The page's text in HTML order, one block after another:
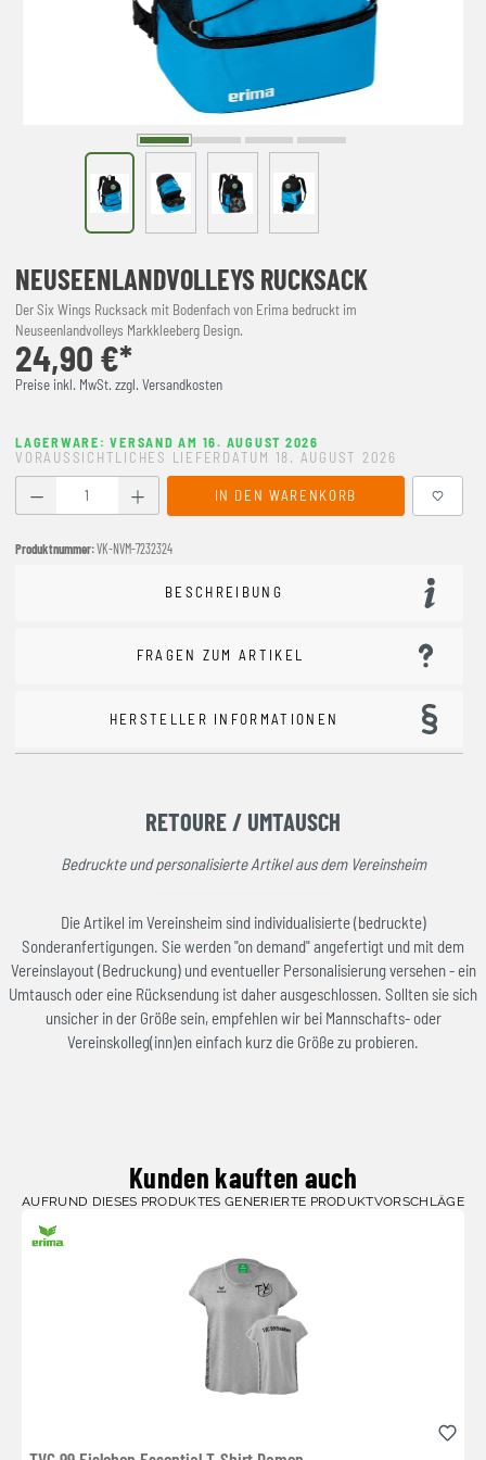
NEUSEENLANDVOLLEYS RUCKSACK
Der Six Wings Rucksack mit Bodenfach von Erima bedruckt im
Neuseenlandvolleys Markkleeberg Design.
24,90 €*
Preise inkl. MwSt. zzgl. Versandkosten
LAGERWARE: VERSAND AM 16. AUGUST 2026
VORAUSSICHTLICHES LIEFERDATUM 18. AUGUST 2026
Produkt Anzahl: Gib den gewünschten Wert ein oder
IN DEN WARENKORB
Produktnummer:VK-NVM-7232324
BESCHREIBUNG
FRAGEN ZUM ARTIKEL
HERSTELLER INFORMATIONEN
RETOURE / UMTAUSCH
Bedruckte und personalisierte Artikel aus dem Vereinsheim
Die Artikel im Vereinsheim sind individualisierte (bedruckte)
Sonderanfertigungen. Sie werden "on demand" angefertigt und mit dem
Vereinslayout (Bedruckung) und eventueller Personalisierung versehen - ein
Umtausch oder eine Rücksendung ist daher ausgeschlossen. Sollten sie sich
unsicher in der Größe sein, empfehlen wir bei Mannschafts- oder
Vereinskolleg(inn)en einfach kurz die Größe zu probieren.
Kunden kauften auch
AUFRUND DIESES PRODUKTES GENERIERTE PRODUKTVORSCHLÄGE